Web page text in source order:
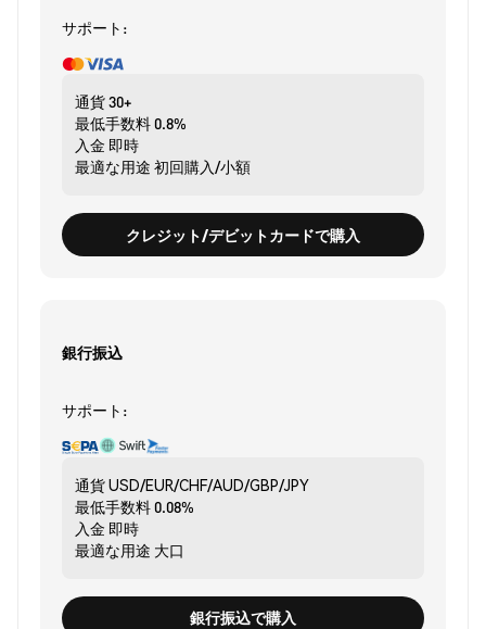
サポート:
通貨30+
最低手数料0.8%
入金 即時
最適な用途 初回購入/小額
クレジット/デビットカードで購入
銀行振込
サポート:
通貨USD/EUR/CHF/AUD/GBP/JPY
最低手数料0.08%
入金 即時
最適な用途 大口
銀行振込で購入